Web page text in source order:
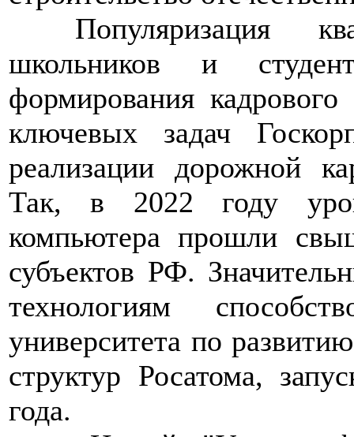
Популяризация
школьников и
формирования
ключевых задач
реализации дорожной
Так, в 2022 году
компьютера прошли
субъектов РФ.
технологиям
университета по
структур Росатома,
года.